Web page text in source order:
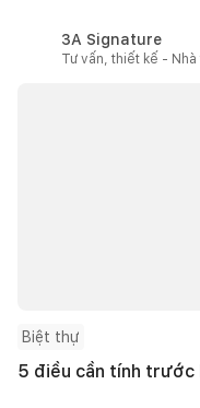
3A Signature
Tư vấn, thiết kế - Nhà
Biệt thự
5 điều cần tính